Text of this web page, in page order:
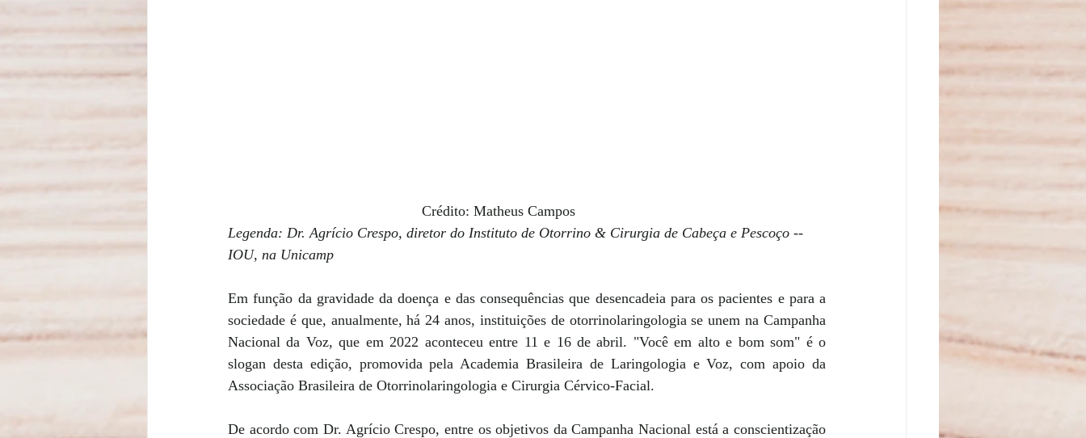
						Crédito: Matheus Campos
Legenda: Dr. Agrício Crespo, diretor do Instituto de Otorrino & Cirurgia de Cabeça e Pescoço --
IOU, na Unicamp
Em função da gravidade da doença e das consequências que desencadeia para os pacientes e para a
sociedade é que, anualmente, há 24 anos, instituições de otorrinolaringologia se unem na Campanha
Nacional da Voz, que em 2022 aconteceu entre 11 e 16 de abril. "Você em alto e bom som" é o
slogan desta edição, promovida pela Academia Brasileira de Laringologia e Voz, com apoio da
Associação Brasileira de Otorrinolaringologia e Cirurgia Cérvico-Facial.
De acordo com Dr. Agrício Crespo, entre os objetivos da Campanha Nacional está a conscientização